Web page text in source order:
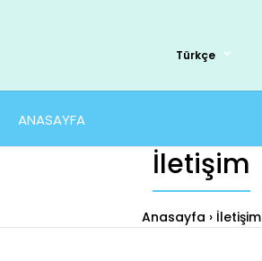
Türkçe
ANASAYFA
İletişim
Anasayfa İletişim